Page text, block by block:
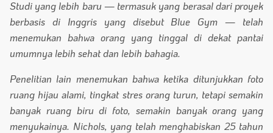
Studi yang lebih baru — termasuk yang berasal dari proyek
berbasis di Inggris yang disebut Blue Gym — telah
menemukan bahwa orang yang tinggal di dekat pantai
umumnya lebih sehat dan lebih bahagia.
Penelitian lain menemukan bahwa ketika ditunjukkan foto
ruang hijau alami, tingkat stres orang turun, tetapi semakin
banyak ruang biru di foto, semakin banyak orang yang
menyukainya. Nichols, yang telah menghabiskan 25 tahun